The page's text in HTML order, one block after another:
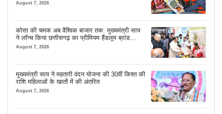
August 7, 2026
कोसा की चमक अब वैश्विक बाजार तक: मुख्यमंत्री साय
ने लॉन्च किया छत्तीसगढ़ का प्रीमियम हैंडलूम ब्रांड
‘कोशल फैब’
August 7, 2026
मुख्यमंत्री साय ने महतारी वंदन योजना की 30वीं किश्त की
राशि महिलाओं के खातों में की अंतरित
August 7, 2026